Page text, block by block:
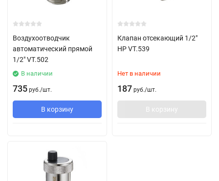
Воздухоотводчик
автоматический прямой
1/2" VT.502
В наличии
735 руб./шт.
В корзину
Клапан отсекающий 1/2"
НР VT.539
Нет в наличии
187 руб./шт.
В корзину